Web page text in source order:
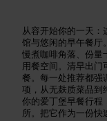
从容开始你的一天：
馆与悠闲的早午餐厅
慢煮咖啡角落、份量
用餐空间。清早出门
餐。每一处推荐都
项，从无麸质菜品到
你的爱丁堡早餐行程
所。把它作为一份快